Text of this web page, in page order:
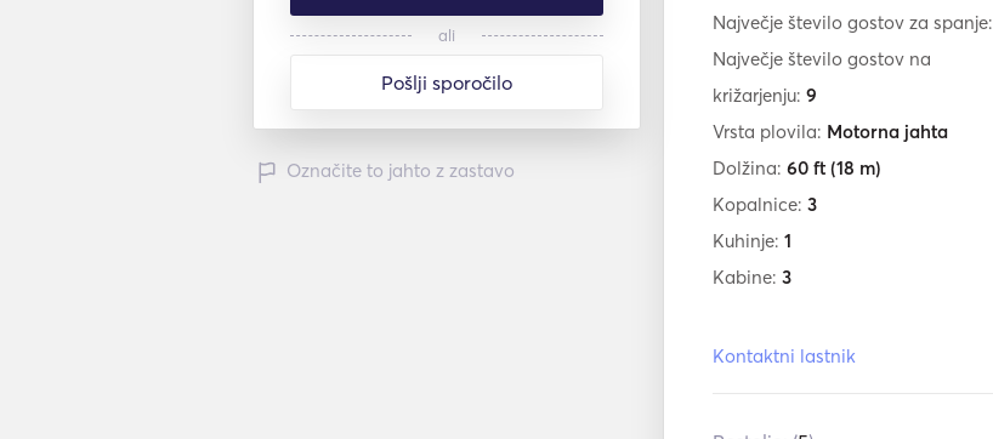
ali
Pošlji sporočilo
Označite to jahto z zastavo
Največje število gostov za spanje:
Največje število gostov na
križarjenju: 9
Vrsta plovila: Motorna jahta
Dolžina: 60 ft (18 m)
Kopalnice: 3
Kuhinje: 1
Kabine: 3
Kontaktni lastnik